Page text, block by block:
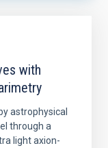
with
astrophysical
through a
light axion-